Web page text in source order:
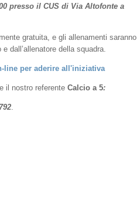
presso il CUS di Via Altofonte a
gratuita, e gli allenamenti saranno
dall’allenatore della squadra.
per aderire all'iniziativa
il nostro referente Calcio a 5:
.